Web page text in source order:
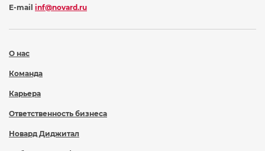
О нас
Команда
Карьера
Ответственность бизнеса
Новард Диджитал
E-mail inf@novard.ru